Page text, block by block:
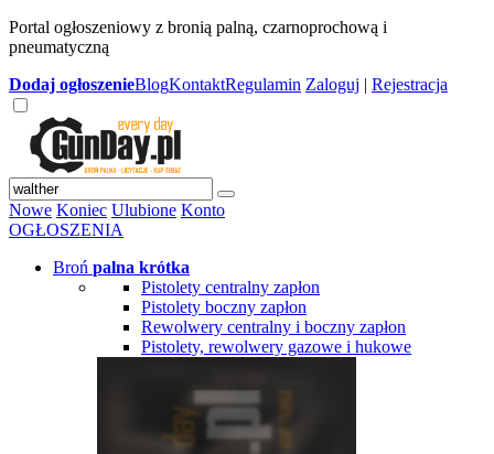
Portal ogłoszeniowy z bronią palną, czarnoprochową i
pneumatyczną
Dodaj ogłoszenieBlogKontaktRegulamin Zaloguj | Rejestracja
Nowe Koniec Ulubione Konto
OGŁOSZENIA
Broń palna krótka
Pistolety centralny zapłon
Pistolety boczny zapłon
Rewolwery centralny i boczny zapłon
Pistolety, rewolwery gazowe i hukowe